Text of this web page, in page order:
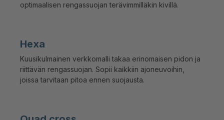
optimaalisen rengassuojan terävimmilläkin kivillä.
Hexa
Kuusikulmainen verkkomalli takaa erinomaisen pidon ja
riittävän rengassuojan. Sopii kaikkiin ajoneuvoihin,
joissa tarvitaan pitoa ennen suojausta.